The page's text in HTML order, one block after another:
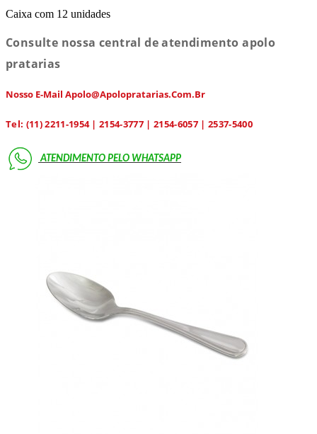
Caixa com 12 unidades
Consulte nossa central de atendimento apolo
pratarias
Nosso E-Mail Apolo@apolopratarias.com.br
Tel: (11) 2211-1954 | 2154-3777 | 2154-6057 | 2537-5400
ATENDIMENTO PELO WHATSAPP